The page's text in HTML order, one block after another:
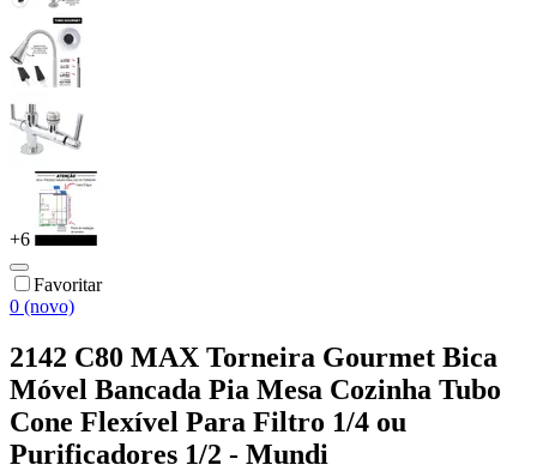
+6
Favoritar
0 (novo)
2142 C80 MAX Torneira Gourmet Bica
Móvel Bancada Pia Mesa Cozinha Tubo
Cone Flexível Para Filtro 1/4 ou
Purificadores 1/2 - Mundi